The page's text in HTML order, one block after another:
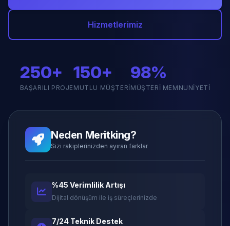
Hizmetlerimiz
250+
BAŞARILI PROJE
150+
MUTLU MÜŞTERI
98%
MÜŞTERI MEMNUNIYETI
Neden Meritking?
Sizi rakiplerinizden ayıran farklar
%45 Verimlilik Artışı
Dijital dönüşüm ile iş süreçlerinizde
7/24 Teknik Destek